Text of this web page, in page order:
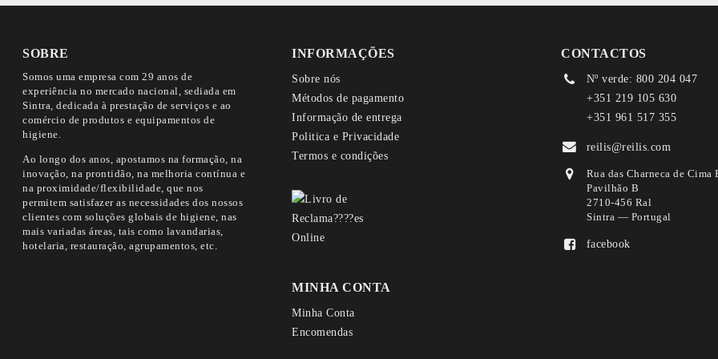
SOBRE
Somos uma empresa com 29 anos de
experiência no mercado nacional, sediada em
Sintra, dedicada à prestação de serviços e ao
comércio de produtos e equipamentos de
higiene.
Ao longo dos anos, apostamos na formação, na
inovação, na prontidão, na melhoria contínua e
na proximidade/flexibilidade, que nos
permitem satisfazer as necessidades dos nossos
clientes com soluções globais de higiene, nas
mais variadas áreas, tais como lavandarias,
hotelaria, restauração, agrupamentos, etc.
INFORMAÇÕES
Sobre nós
Métodos de pagamento
Informação de entrega
Politica e Privacidade
Termos e condições
MINHA CONTA
Minha Conta
Encomendas
CONTACTOS
Nº verde: 800 204 047
+351 219 105 630
+351 961 517 355
reilis@reilis.com
Rua das Charneca de Cima
Pavilhão B
2710-456 Ral
Sintra — Portugal
facebook